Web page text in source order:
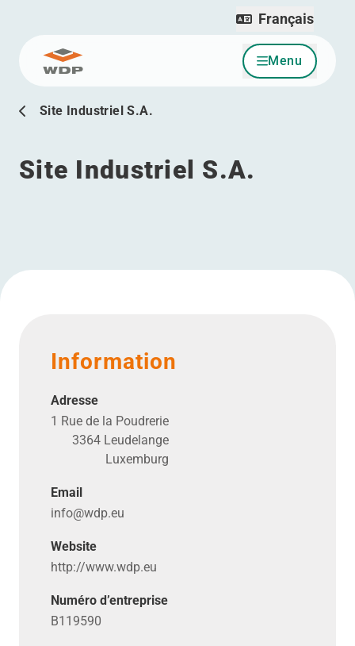
Allez au contenu Menu
Français
Site Industriel S.A.
Site Industriel S.A.
Information
Adresse
1 Rue de la Poudrerie
3364 Leudelange
Luxemburg
Email
info@​wdp.​eu
Website
http://​www​.wdp​.eu
Numéro d’entreprise
B119590